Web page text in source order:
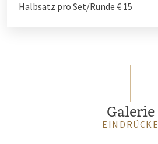
Halbsatz pro Set/Runde € 15
Galerie
EINDRÜCKE